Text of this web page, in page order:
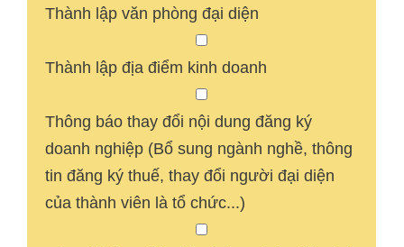
Thành lập văn phòng đại diện
Thành lập địa điểm kinh doanh
Thông báo thay đổi nội dung đăng ký
doanh nghiệp (Bổ sung ngành nghề, thông
tin đăng ký thuế, thay đổi người đại diện
của thành viên là tổ chức...)